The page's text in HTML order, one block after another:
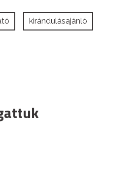
kirándulásajánló